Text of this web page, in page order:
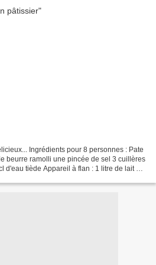
Ingrédients pour 8 personnes : Pate
beurre ramolli une pincée de sel 3 cuillères
d'eau tiède Appareil à flan : 1 litre de lait 1